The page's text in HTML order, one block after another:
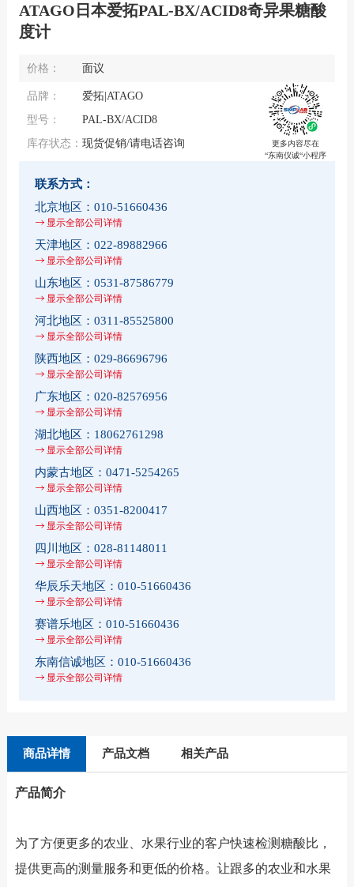
ATAGO日本爱拓PAL-BX/ACID8奇异果糖酸
度计
价格： 面议
更多内容尽在
“东南仪诚“小程序
品牌：
爱拓|ATAGO
型号：
PAL-BX/ACID8
库存状态： 现货促销/请电话咨询
联系方式：
北京地区： 010-51660436
显示全部公司详情
天津地区： 022-89882966
显示全部公司详情
山东地区： 0531-87586779
显示全部公司详情
河北地区： 0311-85525800
显示全部公司详情
陕西地区： 029-86696796
显示全部公司详情
广东地区： 020-82576956
显示全部公司详情
湖北地区： 18062761298
显示全部公司详情
内蒙古地区： 0471-5254265
显示全部公司详情
山西地区： 0351-8200417
显示全部公司详情
四川地区： 028-81148011
显示全部公司详情
华辰乐天地区： 010-51660436
显示全部公司详情
赛谱乐地区： 010-51660436
显示全部公司详情
东南信诚地区： 010-51660436
显示全部公司详情
商品详情 产品文档 相关产品
产品简介
为了方便更多的农业、水果行业的客户快速检测糖酸比，
提供更高的测量服务和更低的价格。让跟多的农业和水果